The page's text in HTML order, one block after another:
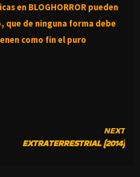
en BLOGHORROR pueden
que de ninguna forma debe
como fin el puro
NEXT
EXTRATERRESTRIAL (2014)